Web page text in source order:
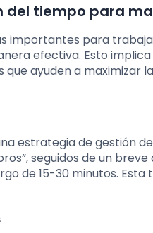
del tiempo para
importantes para
efectiva. Esto
ayuden a maximizar
estrategia de gestión
seguidos de un
de 15-30 minutos.